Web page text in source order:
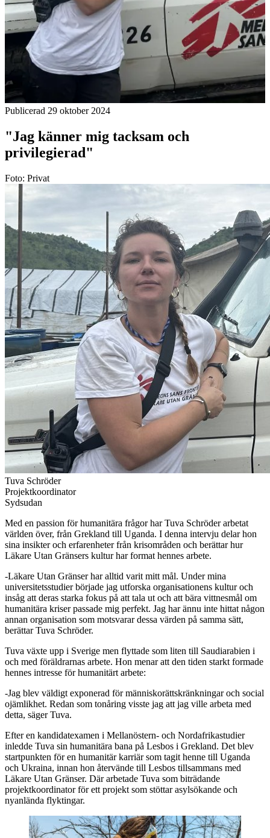
Publicerad 29 oktober 2024
"Jag känner mig tacksam och
privilegierad"
Foto: Privat
Tuva Schröder
Projektkoordinator
Sydsudan
Med en passion för humanitära frågor har Tuva Schröder arbetat
världen över, från Grekland till Uganda. I denna intervju delar hon
sina insikter och erfarenheter från krisområden och berättar hur
Läkare Utan Gränsers kultur har format hennes arbete.
-Läkare Utan Gränser har alltid varit mitt mål. Under mina
universitetsstudier började jag utforska organisationens kultur och
insåg att deras starka fokus på att tala ut och att bära vittnesmål om
humanitära kriser passade mig perfekt. Jag har ännu inte hittat någon
annan organisation som motsvarar dessa värden på samma sätt,
berättar Tuva Schröder.
Tuva växte upp i Sverige men flyttade som liten till Saudiarabien i
och med föräldrarnas arbete. Hon menar att den tiden starkt formade
hennes intresse för humanitärt arbete:
-Jag blev väldigt exponerad för människorättskränkningar och social
ojämlikhet. Redan som tonåring visste jag att jag ville arbeta med
detta, säger Tuva.
Efter en kandidatexamen i Mellanöstern- och Nordafrikastudier
inledde Tuva sin humanitära bana på Lesbos i Grekland. Det blev
startpunkten för en humanitär karriär som tagit henne till Uganda
och Ukraina, innan hon återvände till Lesbos tillsammans med
Läkare Utan Gränser. Där arbetade Tuva som biträdande
projektkoordinator för ett projekt som stöttar asylsökande och
nyanlända flyktingar.